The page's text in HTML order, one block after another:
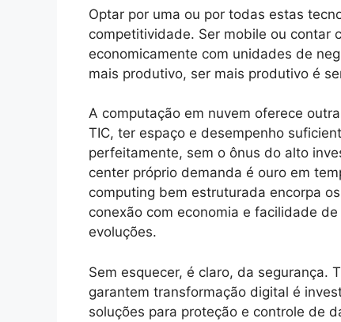
Optar por uma ou por todas estas
competitividade. Ser mobile ou contar
economicamente com unidades de
mais produtivo, ser mais produtivo é
A computação em nuvem oferece
TIC, ter espaço e desempenho
perfeitamente, sem o ônus do alto
center próprio demanda é ouro em
computing bem estruturada encorpa
conexão com economia e facilidade
evoluções.
Sem esquecer, é claro, da segurança.
garantem transformação digital é
soluções para proteção e controle de